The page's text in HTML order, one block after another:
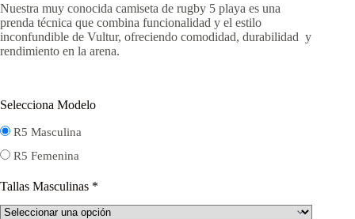
original
era:
$16.000.
actual
es:
$12.000.
Nuestra muy conocida camiseta de rugby 5 playa es una
prenda técnica que combina funcionalidad y el estilo
inconfundible de Vultur, ofreciendo comodidad, durabilidad y
rendimiento en la arena.
Selecciona Modelo
R5 Masculina
R5 Femenina
Tallas Masculinas *